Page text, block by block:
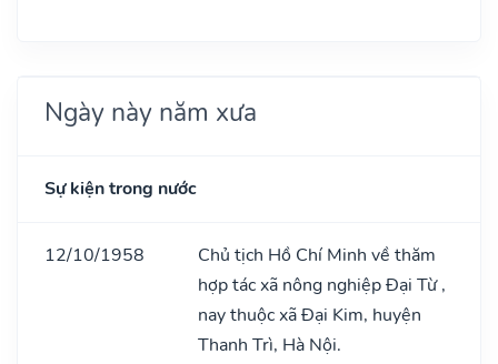
Ngày này năm xưa
Sự kiện trong nước
12/10/1958
Chủ tịch Hồ Chí Minh về thăm
hợp tác xã nông nghiệp Đại Từ ,
nay thuộc xã Đại Kim, huyện
Thanh Trì, Hà Nội.